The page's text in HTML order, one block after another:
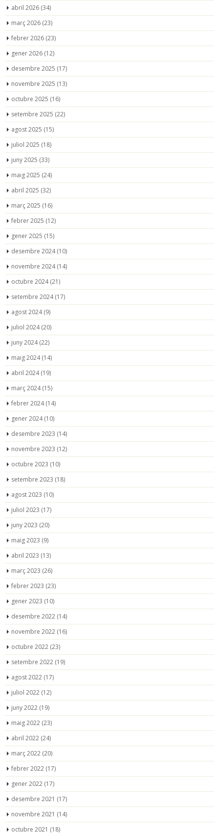
abril 2026 (34)
març 2026 (23)
febrer 2026 (23)
gener 2026 (12)
desembre 2025 (17)
novembre 2025 (13)
octubre 2025 (16)
setembre 2025 (22)
agost 2025 (15)
juliol 2025 (18)
juny 2025 (33)
maig 2025 (24)
abril 2025 (32)
març 2025 (16)
febrer 2025 (12)
gener 2025 (15)
desembre 2024(10)
novembre 2024(14)
octubre 2024(21)
setembre 2024(17)
agost 2024(9)
juliol 2024(20)
juny 2024(22)
maig 2024(14)
abril 2024(19)
març 2024(15)
febrer 2024(14)
gener 2024(10)
desembre 2023 (14)
novembre 2023 (12)
octubre 2023 (10)
setembre 2023 (18)
agost 2023 (10)
juliol 2023 (17)
juny 2023 (20)
maig 2023 (9)
abril 2023 (13)
març 2023 (26)
febrer 2023 (23)
gener 2023 (10)
desembre 2022 (14)
novembre 2022 (16)
octubre 2022 (23)
setembre 2022 (19)
agost 2022 (17)
juliol 2022 (12)
juny 2022 (19)
maig 2022 (23)
abril 2022 (24)
març 2022 (20)
febrer 2022 (17)
gener 2022 (17)
desembre 2021 (17)
novembre 2021 (14)
octubre 2021 (18)